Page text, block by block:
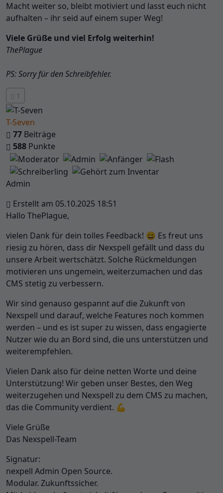
Macht weiter so, bleibt motiviert und lasst euch nicht
aufhalten – ihr seid auf einem super Weg!
Viele Grüße und viel Erfolg weiterhin!
ThePlague
PS: Sorry für den Schreibfehler.
1
T-Seven
77 Beiträge
588 Punkte
Admin
Erstellt am 05.10.2025 18:51
Hallo ThePlague,
vielen Dank für dein tolles Feedback! 😄 Es freut uns
riesig zu hören, dass dir Nexspell gefällt und dass du
unsere Arbeit wertschätzt. Solche Rückmeldungen
motivieren uns ungemein, weiterzumachen und das
CMS stetig zu verbessern.
Wir sind genauso gespannt auf die Zukunft von
Nexspell und darauf, welche Features noch kommen
werden – und es ist super zu wissen, dass engagierte
Nutzer wie du an Bord sind, die uns unterstützen und
weiterempfehlen.
Vielen Dank also für deine netten Worte und deine
Unterstützung! Wir geben unser Bestes, den Weg
weiterzugehen und Nexspell zu dem CMS zu machen,
das die Community verdient. 💪
Viele Grüße
Das Nexspell-Team
Signatur:
nexpell Admin Open Source.
Modular. Zukunftssicher.